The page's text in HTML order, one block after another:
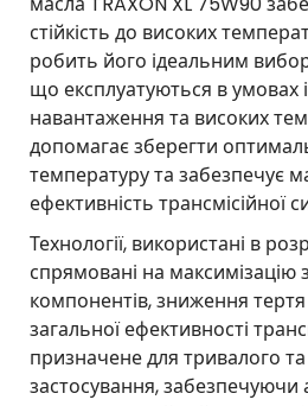
стійкість до високих
робить його ідеальним
що експлуатуються в умовах
навантаження та високих
допомагає зберегти
температуру та забезпечує
ефективність трансмісійної
Технології, використані в
спрямовані на максимізацію
компонентів, зниження
загальної ефективності
призначене для тривалого
застосування,